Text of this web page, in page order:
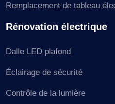
Remplacement de tableau
Rénovation électrique
Dalle LED plafond
Éclairage de sécurité
Contrôle de la lumière